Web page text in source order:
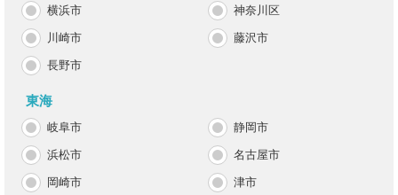
横浜市 神奈川区
川崎市 藤沢市
長野市
東海
岐阜市 静岡市
浜松市 名古屋市
岡崎市 津市